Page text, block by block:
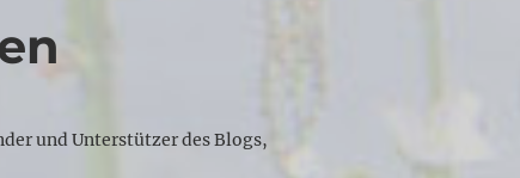
und Unterstützer des Blogs,